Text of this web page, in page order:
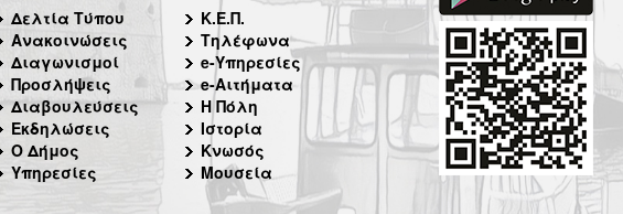
Δελτία Τύπου
Ανακοινώσεις
Διαγωνισμοί
Προσλήψεις
Διαβουλεύσεις
Εκδηλώσεις
Ο Δήμος
Υπηρεσίες
Κ.Ε.Π.
Τηλέφωνα
e-Υπηρεσίες
e-Αιτήματα
Η Πόλη
Ιστορία
Κνωσός
Μουσεία